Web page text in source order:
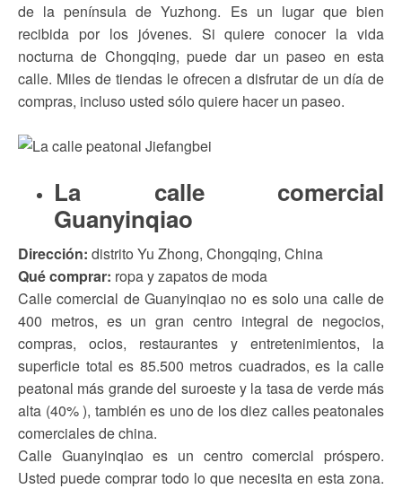
de la península de Yuzhong. Es un lugar que bien
recibida por los jóvenes. Si quiere conocer la vida
nocturna de Chongqing, puede dar un paseo en esta
calle. Miles de tiendas le ofrecen a disfrutar de un día de
compras, incluso usted sólo quiere hacer un paseo.
La calle comercial
Guanyinqiao
Dirección: distrito Yu Zhong, Chongqing, China
Qué comprar: ropa y zapatos de moda
Calle comercial de Guanyinqiao no es solo una calle de
400 metros, es un gran centro integral de negocios,
compras, ocios, restaurantes y entretenimientos, la
superficie total es 85.500 metros cuadrados, es la calle
peatonal más grande del suroeste y la tasa de verde más
alta (40% ), también es uno de los diez calles peatonales
comerciales de china.
Calle Guanyinqiao es un centro comercial próspero.
Usted puede comprar todo lo que necesita en esta zona.